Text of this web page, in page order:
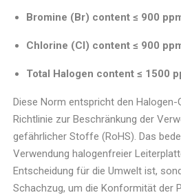
Bromine (Br) content ≤ 900
Chlorine (Cl) content ≤ 900
Total Halogen content ≤ 1500
Diese Norm entspricht den Halogen-
Richtlinie zur Beschränkung der
gefährlicher Stoffe (RoHS). Das
Verwendung halogenfreier
Entscheidung für die Umwelt ist,
Schachzug, um die Konformität der